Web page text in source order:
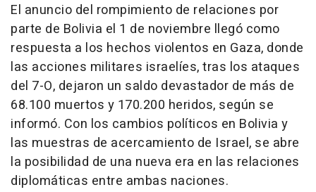
El anuncio del rompimiento de relaciones por
parte de Bolivia el 1 de noviembre llegó como
respuesta a los hechos violentos en Gaza, donde
las acciones militares israelíes, tras los ataques
del 7-O, dejaron un saldo devastador de más de
68.100 muertos y 170.200 heridos, según se
informó. Con los cambios políticos en Bolivia y
las muestras de acercamiento de Israel, se abre
la posibilidad de una nueva era en las relaciones
diplomáticas entre ambas naciones.